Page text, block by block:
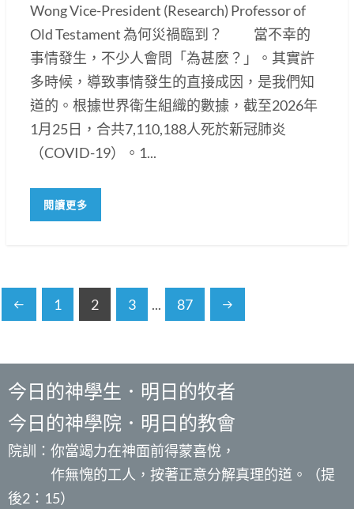
Wong Vice-President (Research) Professor of
Old Testament 為何災禍臨到？ 當不幸的
事情發生，不少人會問「為甚麼？」。其實許
多時候，導致事情發生的直接成因，是我們知
道的。根據世界衛生組織的數據，截至2026年
1月25日，合共7,110,188人死於新冠肺炎
（COVID-19）。1...
閱讀更多
1 2 3 ... 87
今日的神學生．明日的牧者
今日的神學院．明日的教會
院訓：你當竭力在神面前得蒙喜悅，
作無愧的工人，按著正意分解真理的道。（提
後2：15）